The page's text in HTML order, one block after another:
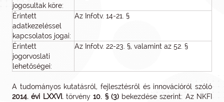
jogosultak köre:
Érintett
adatkezeléssel
kapcsolatos jogai:
Az Infotv. 14-21. §
Érintett
jogorvoslati
lehetőségei:
Az Infotv. 22-23. §, valamint az 52. §
A tudományos kutatásról, fejlesztésről és innovációról szóló
2014. évi LXXVI.törvény10. § (3)bekezdése szerint: Az NKFI